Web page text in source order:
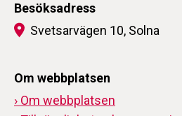
Besöksadress
Svetsarvägen 10, Solna
Om webbplatsen
› Om webbplatsen